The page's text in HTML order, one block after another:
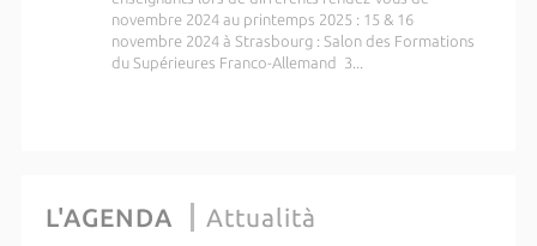
novembre 2024 au printemps 2025 : 15 & 16
novembre 2024 à Strasbourg : Salon des Formations
du Supérieures Franco-Allemand 3...
L'AGENDA Attualità